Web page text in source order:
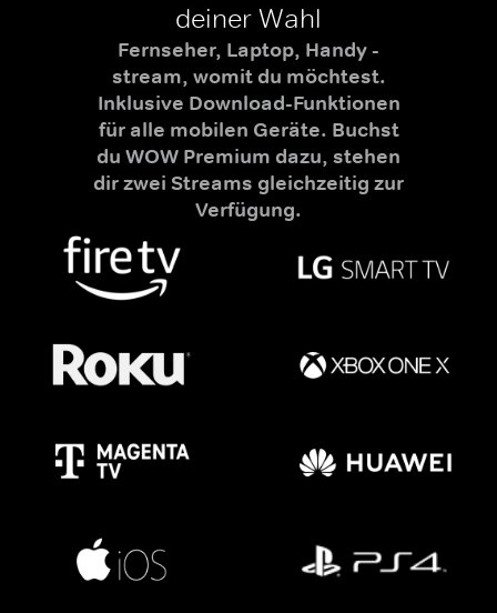
deiner Wahl
Fernseher, Laptop, Handy -
stream, womit du möchtest.
Inklusive Download-Funktionen
für alle mobilen Geräte. Buchst
du WOW Premium dazu, stehen
dir zwei Streams gleichzeitig zur
Verfügung.